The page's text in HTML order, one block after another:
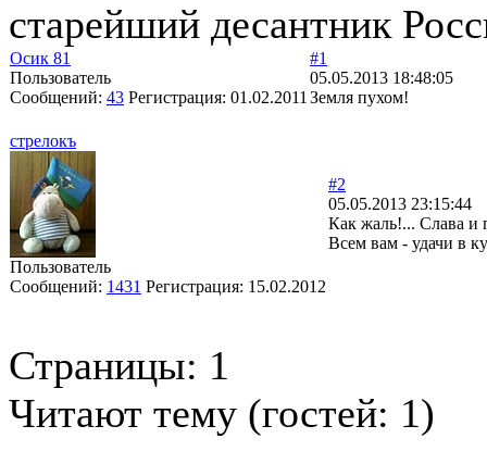
старейший десантник
Осик 81
Пользователь
Сообщений: 43 Регистрация: 01.02.2011
#1
05.05.2013 18:48:05
Земля пухом!
стрелокъ
Пользователь
Сообщений: 1431 Регистрация: 15.02.2012
#2
05.05.2013 23:15:44
Как жаль!... Слава и
Всем вам - удачи в
Страницы: 1
Читают тему (гостей: 1)